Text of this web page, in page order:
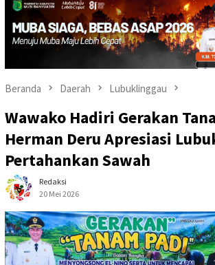
Beranda Daerah Lubuklinggau
Wawako Hadiri Gerakan
Herman Deru Apresiasi
Pertahankan Sawah
Redaksi
20 Mei 2026